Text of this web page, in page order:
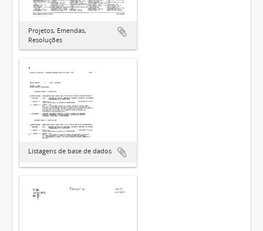
Projetos, Emendas,
Resoluções
Listagens de base de dados